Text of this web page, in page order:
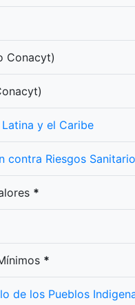
Conacyt)
y el Caribe
contra Riesgos
*
*
de los Pueblos